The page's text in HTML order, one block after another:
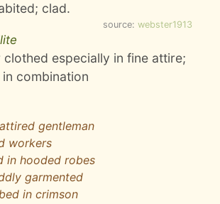
clad.
source: webster1913
clothed especially in fine attire;
combination
gentleman
workers
in hooded robes
garmented
in crimson